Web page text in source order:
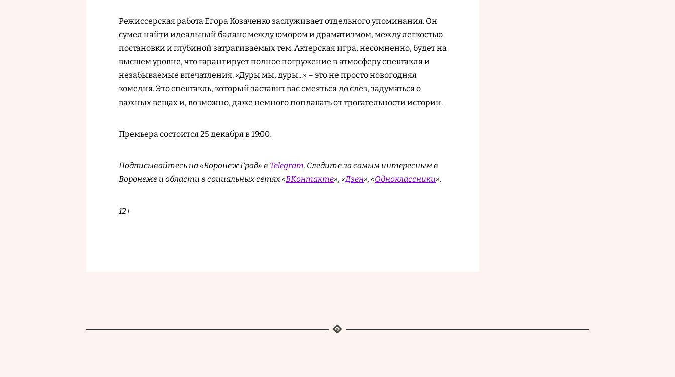
Режиссерская работа Егора Козаченко заслуживает отдельного упоминания. Он
сумел найти идеальный баланс между юмором и драматизмом, между легкостью
постановки и глубиной затрагиваемых тем. Актерская игра, несомненно, будет на
высшем уровне, что гарантирует полное погружение в атмосферу спектакля и
незабываемые впечатления. «Дуры мы, дуры...» – это не просто новогодняя
комедия. Это спектакль, который заставит вас смеяться до слез, задуматься о
важных вещах и, возможно, даже немного поплакать от трогательности истории.
Премьера состоится 25 декабря в 19:00.
Подписывайтесь на «Воронеж Град» в Telegram. Cледите за самым интересным в
Воронеже и области в социальных сетях «ВКонтакте», «Дзен», «Одноклассники».
12+